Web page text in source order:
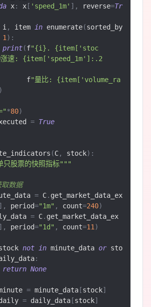
x: x[ 'speed_1m' ], reverse=Tr
, item in enumerate(sorted_by
1 ):
print(f"{i}. {item['stoc
速: {item['speed_1m']:.2
"量比: {item['volume_ra
)
*80)
= True
(C, stock):
只股票的快照指标"""
取数据
= C. get_market_data_ex
], period="1m" , count=240)
= C. get_market_data_ex
], period="1d" , count=11 )
not in minute_data or sto
:
return None
= minute_data[stock]
= daily_data[stock]